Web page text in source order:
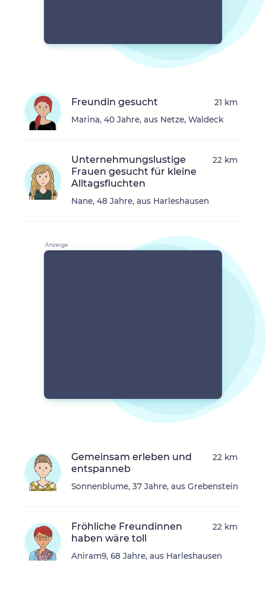
Freundin gesucht
Marina, 40 Jahre, aus Netze, Waldeck
21 km
Unternehmungslustige
Frauen gesucht für kleine
Alltagsfluchten
Nane, 48 Jahre, aus Harleshausen
22 km
Gemeinsam erleben und
entspanneb
Sonnenblume, 37 Jahre, aus Grebenstein
22 km
Fröhliche Freundinnen
haben wäre toll
Aniram9, 68 Jahre, aus Harleshausen
22 km